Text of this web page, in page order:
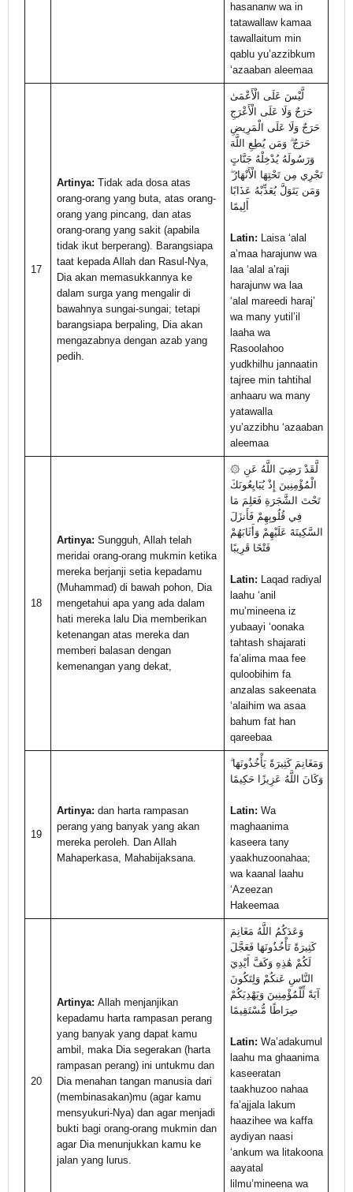
hasananw wa in
tatawallaw kamaa
tawallaitum min
qablu yu’azzibkum
‘azaaban aleemaa
17
Artinya: Tidak ada dosa atas
orang-orang yang buta, atas orang-
orang yang pincang, dan atas
orang-orang yang sakit (apabila
tidak ikut berperang). Barangsiapa
taat kepada Allah dan Rasul-Nya,
Dia akan memasukkannya ke
dalam surga yang mengalir di
bawahnya sungai-sungai; tetapi
barangsiapa berpaling, Dia akan
mengazabnya dengan azab yang
pedih.
لَّيْسَ عَلَى الْأَعْمَىٰ
حَرَجٌ وَلَا عَلَى الْأَعْرَجِ
حَرَجٌ وَلَا عَلَى الْمَرِيضِ
حَرَجٌ ۗ وَمَن يُطِعِ اللَّهَ
وَرَسُولَهُ يُدْخِلْهُ جَنَّاتٍ
تَجْرِي مِن تَحْتِهَا الْأَنْهَارُ ۖ
وَمَن يَتَوَلَّ يُعَذِّبْهُ عَذَابًا
أَلِيمًا
Latin: Laisa ‘alal
a’maa harajunw wa
laa ‘alal a’raji
harajunw wa laa
‘alal mareedi haraj’
wa many yutil’il
laaha wa
Rasoolahoo
yudkhilhu jannaatin
tajree min tahtihal
anhaaru wa many
yatawalla
yu’azzibhu ‘azaaban
aleemaa
18
Artinya: Sungguh, Allah telah
meridai orang-orang mukmin ketika
mereka berjanji setia kepadamu
(Muhammad) di bawah pohon, Dia
mengetahui apa yang ada dalam
hati mereka lalu Dia memberikan
ketenangan atas mereka dan
memberi balasan dengan
kemenangan yang dekat,
۞ لَّقَدْ رَضِيَ اللَّهُ عَنِ
الْمُؤْمِنِينَ إِذْ يُبَايِعُونَكَ
تَحْتَ الشَّجَرَةِ فَعَلِمَ مَا
فِي قُلُوبِهِمْ فَأَنزَلَ
السَّكِينَةَ عَلَيْهِمْ وَأَثَابَهُمْ
فَتْحًا قَرِيبًا
Latin: Laqad radiyal
laahu ‘anil
mu’mineena iz
yubaayi ‘oonaka
tahtash shajarati
fa’alima maa fee
quloobihim fa
anzalas sakeenata
‘alaihim wa asaa
bahum fat han
qareebaa
19
Artinya: dan harta rampasan
perang yang banyak yang akan
mereka peroleh. Dan Allah
Mahaperkasa, Mahabijaksana.
وَمَغَانِمَ كَثِيرَةً يَأْخُذُونَهَا ۗ
وَكَانَ اللَّهُ عَزِيزًا حَكِيمًا
Latin: Wa
maghaanima
kaseera tany
yaakhuzoonahaa;
wa kaanal laahu
‘Azeezan
Hakeemaa
20
Artinya: Allah menjanjikan
kepadamu harta rampasan perang
yang banyak yang dapat kamu
ambil, maka Dia segerakan (harta
rampasan perang) ini untukmu dan
Dia menahan tangan manusia dari
(membinasakan)mu (agar kamu
mensyukuri-Nya) dan agar menjadi
bukti bagi orang-orang mukmin dan
agar Dia menunjukkan kamu ke
jalan yang lurus.
وَعَدَكُمُ اللَّهُ مَغَانِمَ
كَثِيرَةً تَأْخُذُونَهَا فَعَجَّلَ
لَكُمْ هَٰذِهِ وَكَفَّ أَيْدِيَ
النَّاسِ عَنكُمْ وَلِتَكُونَ
آيَةً لِّلْمُؤْمِنِينَ وَيَهْدِيَكُمْ
صِرَاطًا مُّسْتَقِيمًا
Latin: Wa’adakumul
laahu ma ghaanima
kaseeratan
taakhuzoo nahaa
fa’ajjala lakum
haazihee wa kaffa
aydiyan naasi
‘ankum wa litakoona
aayatal
lilmu’mineena wa